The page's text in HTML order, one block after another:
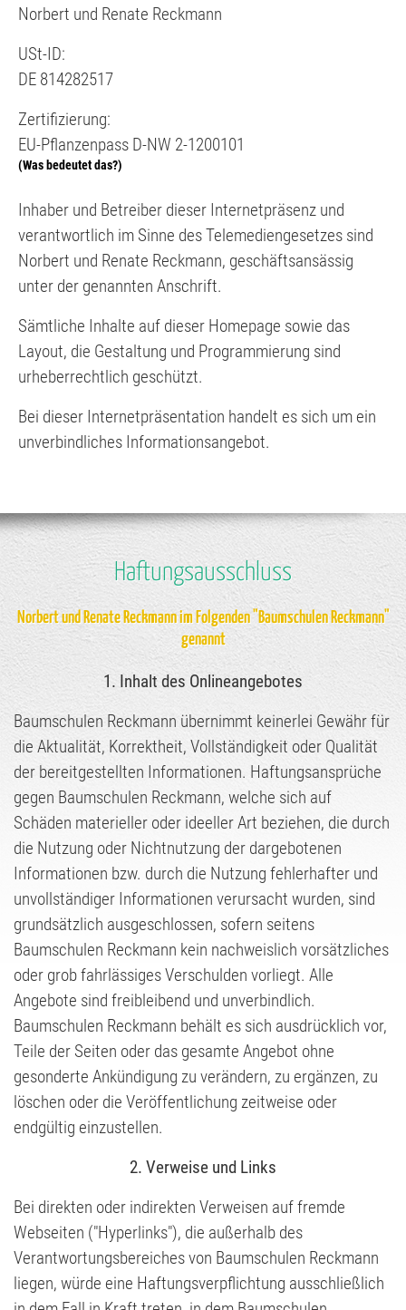
Norbert und Renate Reckmann
USt-ID:
DE 814282517
Zertifizierung:
EU-Pflanzenpass D-NW 2-1200101
(Was bedeutet das?)
Inhaber und Betreiber dieser Internetpräsenz und
verantwortlich im Sinne des Telemediengesetzes sind
Norbert und Renate Reckmann, geschäftsansässig
unter der genannten Anschrift.
Sämtliche Inhalte auf dieser Homepage sowie das
Layout, die Gestaltung und Programmierung sind
urheberrechtlich geschützt.
Bei dieser Internetpräsentation handelt es sich um ein
unverbindliches Informationsangebot.
Haftungsausschluss
Norbert und Renate Reckmann im Folgenden "Baumschulen Reckmann"
genannt
1. Inhalt des Onlineangebotes
Baumschulen Reckmann übernimmt keinerlei Gewähr für
die Aktualität, Korrektheit, Vollständigkeit oder Qualität
der bereitgestellten Informationen. Haftungsansprüche
gegen Baumschulen Reckmann, welche sich auf
Schäden materieller oder ideeller Art beziehen, die durch
die Nutzung oder Nichtnutzung der dargebotenen
Informationen bzw. durch die Nutzung fehlerhafter und
unvollständiger Informationen verursacht wurden, sind
grundsätzlich ausgeschlossen, sofern seitens
Baumschulen Reckmann kein nachweislich vorsätzliches
oder grob fahrlässiges Verschulden vorliegt. Alle
Angebote sind freibleibend und unverbindlich.
Baumschulen Reckmann behält es sich ausdrücklich vor,
Teile der Seiten oder das gesamte Angebot ohne
gesonderte Ankündigung zu verändern, zu ergänzen, zu
löschen oder die Veröffentlichung zeitweise oder
endgültig einzustellen.
2. Verweise und Links
Bei direkten oder indirekten Verweisen auf fremde
Webseiten ("Hyperlinks"), die außerhalb des
Verantwortungsbereiches von Baumschulen Reckmann
liegen, würde eine Haftungsverpflichtung ausschließlich